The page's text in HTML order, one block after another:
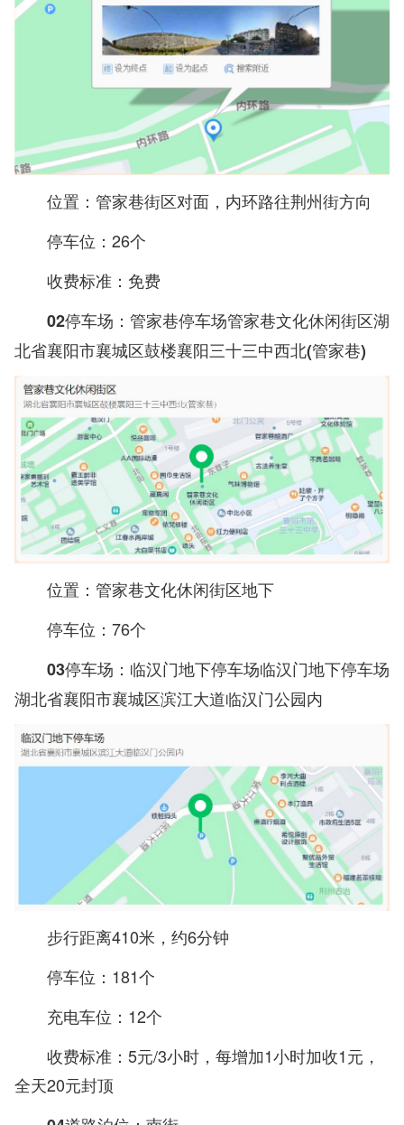
位置：管家巷街区对面，内环路往荆州街方向
停车位：26个
收费标准：免费
02停车场：管家巷停车场管家巷文化休闲街区湖
北省襄阳市襄城区鼓楼襄阳三十三中西北(管家巷)
位置：管家巷文化休闲街区地下
停车位：76个
03停车场：临汉门地下停车场临汉门地下停车场
湖北省襄阳市襄城区滨江大道临汉门公园内
步行距离410米，约6分钟
停车位：181个
充电车位：12个
收费标准：5元/3小时，每增加1小时加收1元，
全天20元封顶